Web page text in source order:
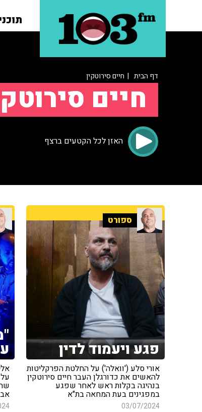
דף הבית | חיים סירוטקין
חיים
האזן לכל הקטעים ברצף
ספורט
פגע ויעמוד לדין
אורי סלע ('וואלה') על החלטת הפרקליטות
להאשים את כדורגלן העבר חיים סירוטקין
בנהיגה בקלות ראש לאחר שפגע
במפגינים בעת המחאה בת"א
03/07/2024